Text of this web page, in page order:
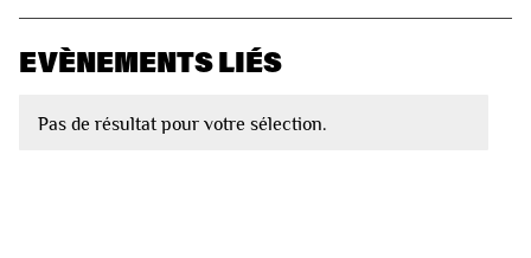
EVÈNEMENTS LIÉS
Pas de résultat pour votre sélection.